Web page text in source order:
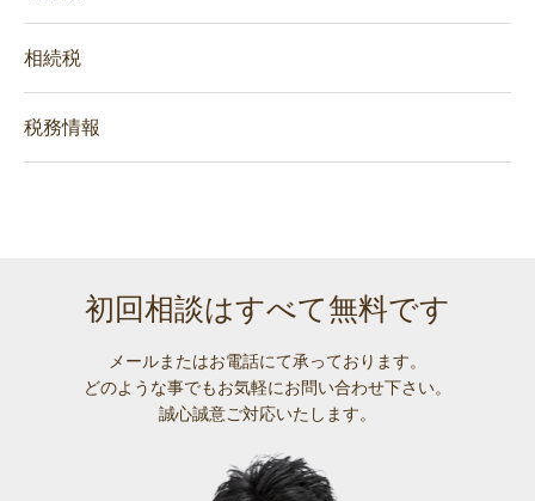
相続税
税務情報
初回相談はすべて無料です
メールまたはお電話にて承っております。
どのような事でもお気軽にお問い合わせ下さい。
誠心誠意ご対応いたします。